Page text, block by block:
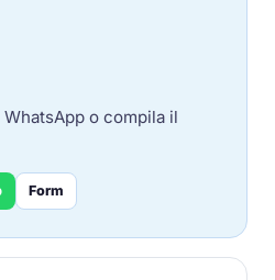
o compila il
Form